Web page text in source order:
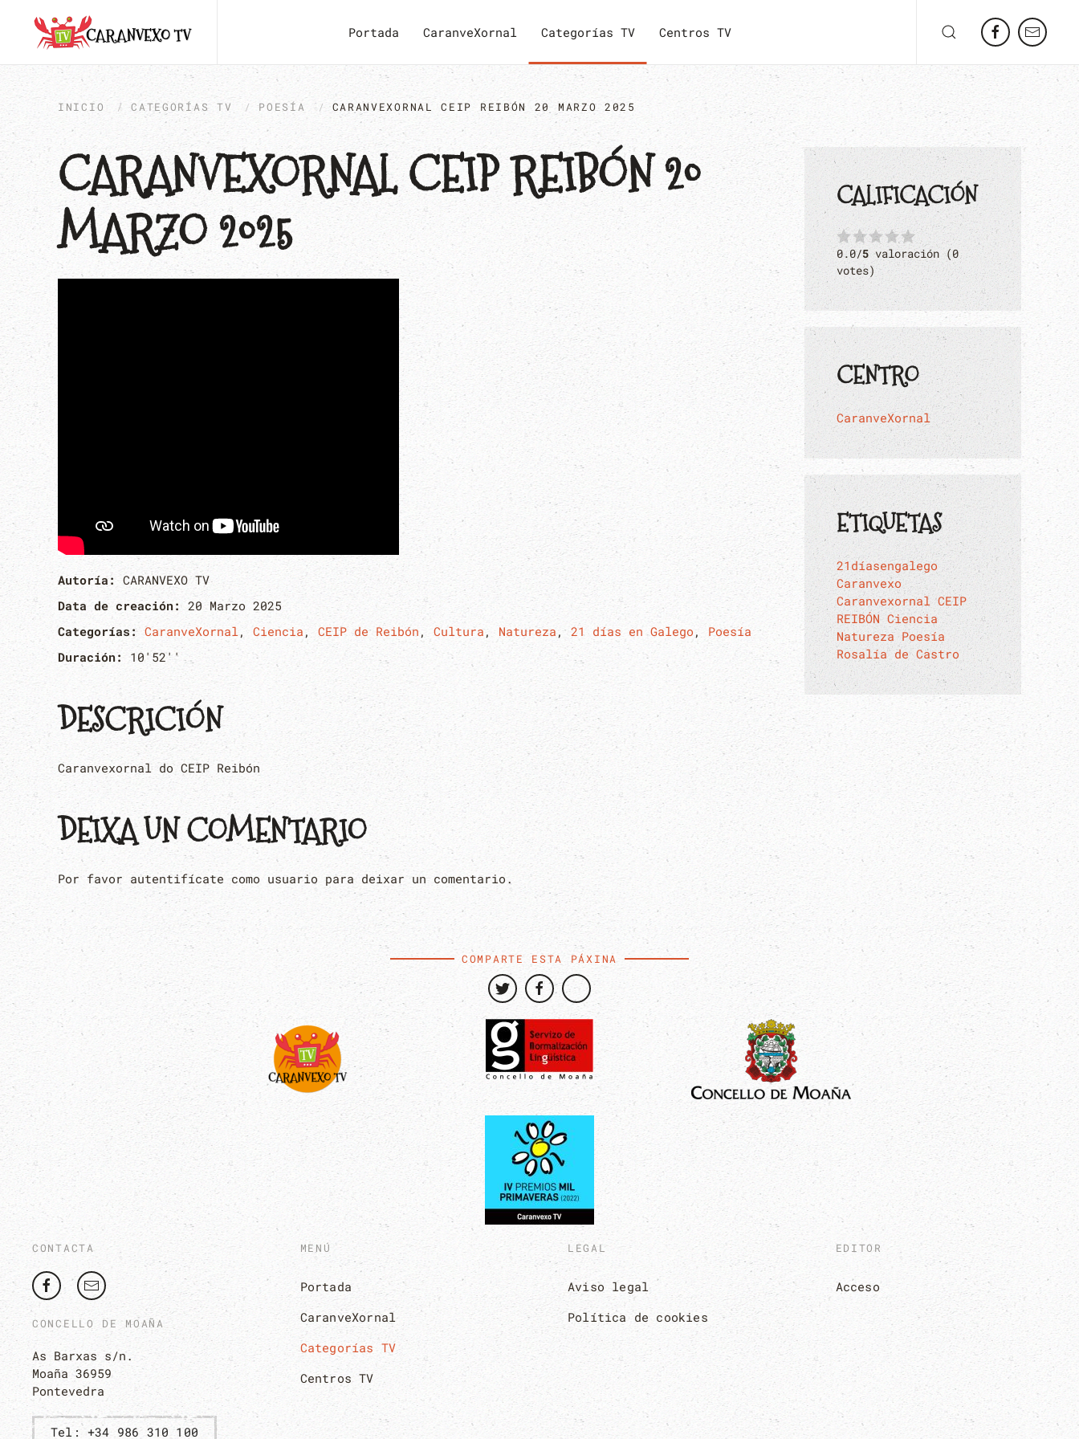
Portada CaranveXornal Categorías TV Centros TV
INICIO CATEGORÍAS TV POESÍA CARANVEXORNAL CEIP REIBÓN 20 MARZO 2025
CARANVEXORNAL CEIP REIBÓN 20
MARZO 2025
Autoría: CARANVEXO TV
Data de creación: 20 Marzo 2025
Categorías: CaranveXornal, Ciencia , CEIP de Reibón , Cultura, Natureza , 21 días en Galego , Poesía
Duración: 10'52''
DESCRICIÓN
Caranvexornal do CEIP Reibón
CALIFICACIÓN
0.0/5 valoración (0
votes)
CENTRO
CaranveXornal
ETIQUETAS
21díasengalego
Caranvexo
Caranvexornal CEIP
REIBÓN Ciencia
Natureza Poesía
Rosalía de Castro
DEIXA UN COMENTARIO
Por favor autentifícate como usuario para deixar un comentario.
COMPARTE ESTA PÁXINA
CONTACTA
CONCELLO DE MOAÑA
As Barxas s/n.
Moaña 36959
Pontevedra
Tel: +34 986 310 100
MENÚ
Portada
CaranveXornal
Categorías TV
Centros TV
LEGAL
Aviso legal
Política de cookies
EDITOR
Acceso